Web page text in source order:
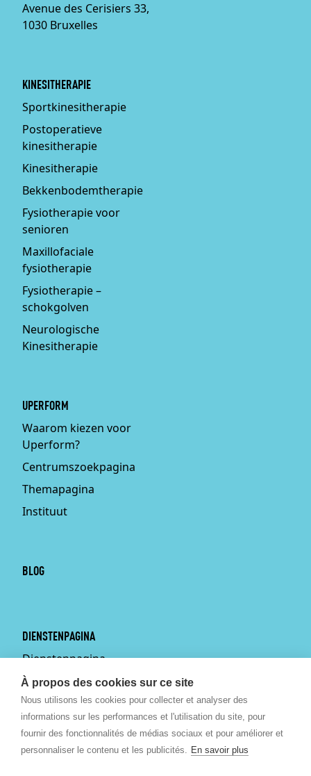
À propos des cookies sur ce site
Nous utilisons les cookies pour collecter et analyser des
informations sur les performances et l'utilisation du site, pour
fournir des fonctionnalités de médias sociaux et pour améliorer et
personnaliser le contenu et les publicités. En savoir plus
Avenue des Cerisiers 33,
1030 Bruxelles
KINESITHERAPIE
Sportkinesitherapie
Postoperatieve
kinesitherapie
Kinesitherapie
Bekkenbodemtherapie
Fysiotherapie voor
senioren
Maxillofaciale
fysiotherapie
Fysiotherapie –
schokgolven
Neurologische
Kinesitherapie
UPERFORM
Waarom kiezen voor
Uperform?
Centrumszoekpagina
Themapagina
Instituut
BLOG
DIENSTENPAGINA
Dienstenpagina
Persoonlijke training aan
huis
Bekkenbodemtherapie